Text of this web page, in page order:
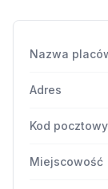
Nazwa
Adres
Kod pocztowy
Miejscowość